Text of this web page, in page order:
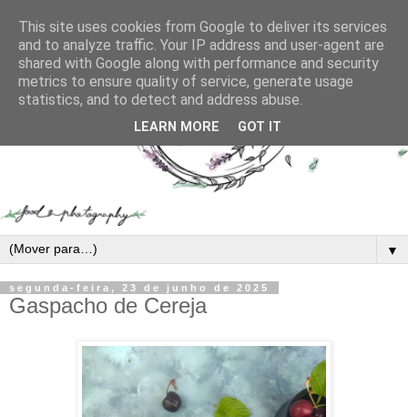
▼
segunda-feira, 23 de junho de 2025
Gaspacho de Cereja
This site uses cookies from Google to deliver its services
and to analyze traffic. Your IP address and user-agent are
shared with Google along with performance and security
metrics to ensure quality of service, generate usage
statistics, and to detect and address abuse.
LEARN MORE GOT IT